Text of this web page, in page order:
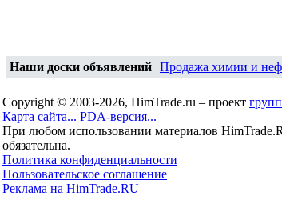
Наши доски объявлений Продажа химии и
Copyright © 2003-2026, HimTrade.ru – проект
Карта сайта... PDA-версия...
При любом использовании материалов
обязательна.
Политика конфиденциальности
Пользовательское соглашение
Реклама на HimTrade.RU